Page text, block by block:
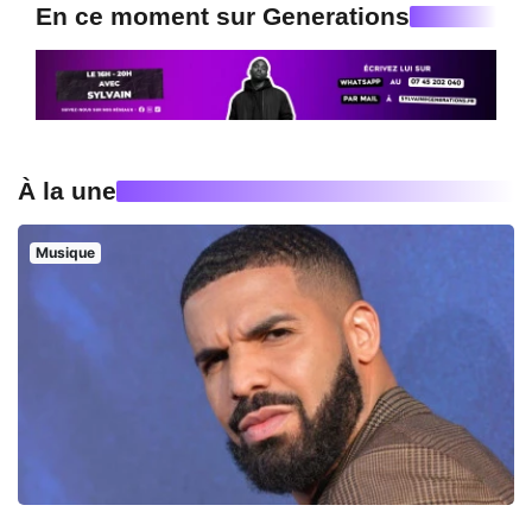
En ce moment sur Generations
À la une
Musique